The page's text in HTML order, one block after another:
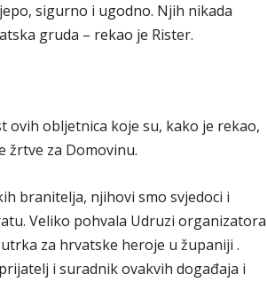
sigurno i ugodno. Njih nikada
gruda – rekao je Rister.
ovih obljetnica koje su, kako je rekao,
žrtve za Domovinu.
branitelja, njihovi smo svjedoci i
Veliko pohvala Udruzi organizatora
za hrvatske heroje u županiji .
i suradnik ovakvih događaja i